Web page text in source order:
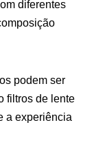
diferentes
podem ser
filtros de lente
a experiência